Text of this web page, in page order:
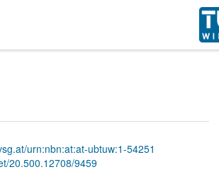
urn:nbn:at:at-ubtuw:1-54251
20.500.12708/9459